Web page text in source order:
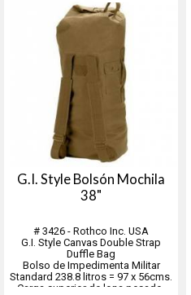
G.I. Style Bolsón Mochila
38"
# 3426 - Rothco Inc. USA
G.I. Style Canvas Double Strap
Duffle Bag
Bolso de Impedimenta Militar
Standard 238.8 litros = 97 x 56cms.
Carga superior de lona pesado.